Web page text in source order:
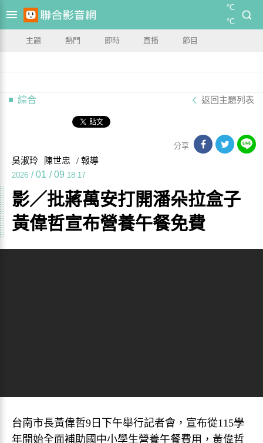
°C
°C
主題 熱門 即時 直播 節目
綜合 返回主題列表
分享
吳淑玲 陳世忠 / 報導
2026 / 01 / 09 18:17
影／批蔣萬安打開潘朵拉盒子
黃偉哲宣布營養午餐免費
台南市長黃偉哲9日下午舉行記者會，宣布從115學
年開始全面補助國中小學生營養午餐費用，黃偉哲